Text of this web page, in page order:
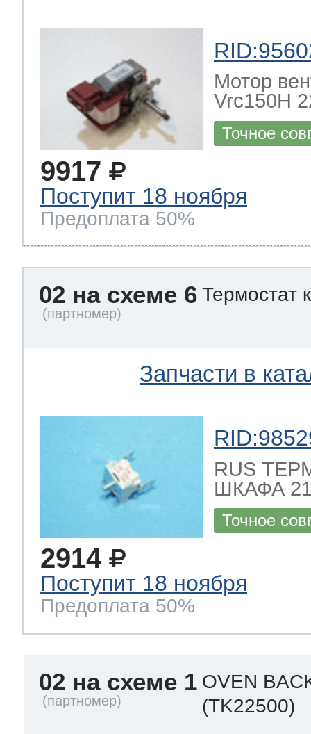
Мотор
Vrc150H
Точное
9917
Поступит 18 ноября
Предоплата 50%
02 на схеме 6 Термостат
Запчасти в
RUS
ШКАФА
Точное
2914
Поступит 18 ноября
Предоплата 50%
02 на схеме 1 OVEN
(TK22500)